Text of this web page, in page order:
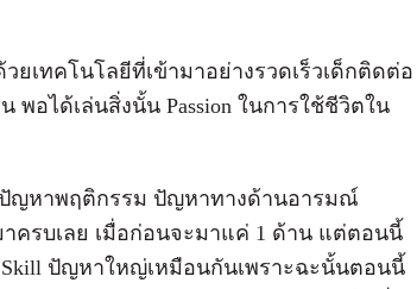
เทคโนโลยีที่เข้ามาอย่างรวดเร็วเด็กติดต่อ
พอได้เล่นสิ่งนั้น Passion ในการใช้ชีวิตใน
ญหาพฤติกรรม ปัญหาทางด้านอารมณ์
ครบเลย เมื่อก่อนจะมาแค่ 1 ด้าน แต่ตอนนี้
ปัญหาใหญ่เหมือนกันเพราะฉะนั้นตอนนี้